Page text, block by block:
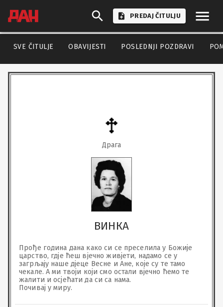
PREDAJ ČITULJU
SVE ČITULJE OBAVIJESTI POSLEDNJI POZDRAVI
Драга
ВИНКА
Прође година дана како си се преселила у Божије
царство, гдје ћеш вјечно живјети, надамо се у
загрљају наше дјеце Весне и Ане, које су те тамо
чекале. А ми твоји који смо остали вјечно ћемо те
жалити и осјећати да си са нама.
Почивај у миру.